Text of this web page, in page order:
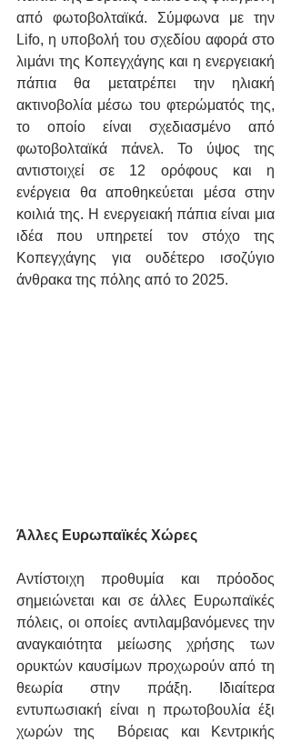
από φωτοβολταϊκά. Σύμφωνα με την
Lifo, η υποβολή του σχεδίου αφορά στο
λιμάνι της Κοπεγχάγης και η ενεργειακή
πάπια θα μετατρέπει την ηλιακή
ακτινοβολία μέσω του φτερώματός της,
το οποίο είναι σχεδιασμένο από
φωτοβολταϊκά πάνελ. Το ύψος της
αντιστοιχεί σε 12 ορόφους και η
ενέργεια θα αποθηκεύεται μέσα στην
κοιλιά της. Η ενεργειακή πάπια είναι μια
ιδέα που υπηρετεί τον στόχο της
Κοπεγχάγης για ουδέτερο ισοζύγιο
άνθρακα της πόλης από το 2025.
Άλλες Ευρωπαϊκές Χώρες
Αντίστοιχη προθυμία και πρόοδος
σημειώνεται και σε άλλες Ευρωπαϊκές
πόλεις, οι οποίες αντιλαμβανόμενες την
αναγκαιότητα μείωσης χρήσης των
ορυκτών καυσίμων προχωρούν από τη
θεωρία στην πράξη. Ιδιαίτερα
εντυπωσιακή είναι η πρωτοβουλία έξι
χωρών της  Βόρειας και Κεντρικής